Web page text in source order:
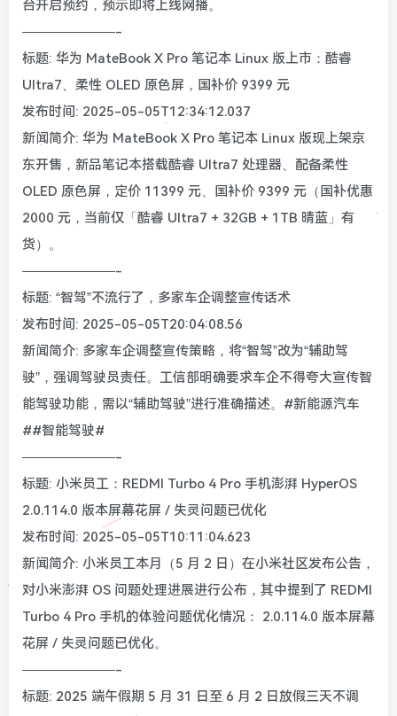
台开启预约，预示即将上线网播。
———————-
标题: 华为 MateBook X Pro 笔记本 Linux 版上市：酷睿
Ultra7、柔性 OLED 原色屏，国补价 9399 元
发布时间: 2025-05-05T12:34:12.037
新闻简介: 华为 MateBook X Pro 笔记本 Linux 版现上架京
东开售，新品笔记本搭载酷睿 Ultra7 处理器、配备柔性
OLED 原色屏，定价 11399 元、国补价 9399 元（国补优惠
2000 元，当前仅「酷睿 Ultra7 + 32GB + 1TB 晴蓝」有
货）。
———————-
标题: “智驾”不流行了，多家车企调整宣传话术
发布时间: 2025-05-05T20:04:08.56
新闻简介: 多家车企调整宣传策略，将“智驾”改为“辅助驾
驶”，强调驾驶员责任。工信部明确要求车企不得夸大宣传智
能驾驶功能，需以“辅助驾驶”进行准确描述。#新能源汽车
##智能驾驶#
———————-
标题: 小米员工：REDMI Turbo 4 Pro 手机澎湃 HyperOS
2.0.114.0 版本屏幕花屏 / 失灵问题已优化
发布时间: 2025-05-05T10:11:04.623
新闻简介: 小米员工本月（5 月 2 日）在小米社区发布公告，
对小米澎湃 OS 问题处理进展进行公布，其中提到了 REDMI
Turbo 4 Pro 手机的体验问题优化情况： 2.0.114.0 版本屏幕
花屏 / 失灵问题已优化。
———————-
标题: 2025 端午假期 5 月 31 日至 6 月 2 日放假三天不调